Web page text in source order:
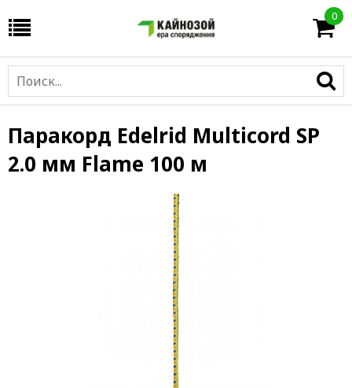
0
Паракорд Edelrid Multicord SP
2.0 мм Flame 100 м